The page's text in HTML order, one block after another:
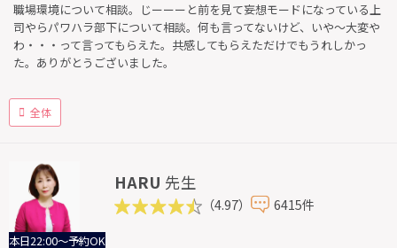
職場環境について相談。じーーーと前を見て妄想モードになっている上
司やらパワハラ部下について相談。何も言ってないけど、いや～大変や
わ・・・って言ってもらえた。共感してもらえただけでもうれしかっ
た。ありがとうございました。
全体
本日22:00～予約OK
HARU 先生
（4.97） 6415件